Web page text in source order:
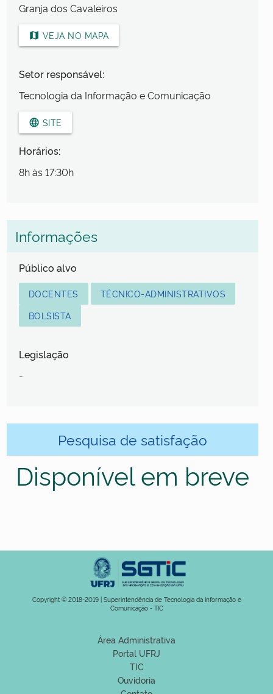
Granja dos Cavaleiros
map VEJA NO MAPA
Setor responsável:
Tecnologia da Informação e Comunicação
language SITE
Horários:
8h às 17:30h
Informações
Público alvo
DOCENTES
TÉCNICO-ADMINISTRATIVOS
BOLSISTA
Legislação
-
Pesquisa de satisfação
Disponível em breve
Copyright © 2018-2019 | Superintendência de Tecnologia da Informação e
Comunicação - TIC
Área Administrativa
Portal UFRJ
TIC
Ouvidoria